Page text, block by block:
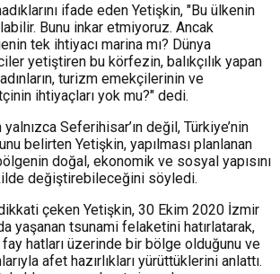
ifade eden Yetişkin, "Bu ülkenin
Bunu inkar etmiyoruz. Ancak
tek ihtiyacı marina mı? Dünya
yetiştiren bu körfezin, balıkçılık yapan
turizm emekçilerinin ve
ihtiyaçları yok mu?" dedi.
yalnızca Seferihisar’ın değil, Türkiye’nin
belirten Yetişkin, yapılması planlanan
doğal, ekonomik ve sosyal yapısını
değiştirebileceğini söyledi.
çeken Yetişkin, 30 Ekim 2020 İzmir
yaşanan tsunami felaketini hatırlatarak,
fay hatları üzerinde bir bölge olduğunu ve
afet hazırlıkları yürüttüklerini anlattı.